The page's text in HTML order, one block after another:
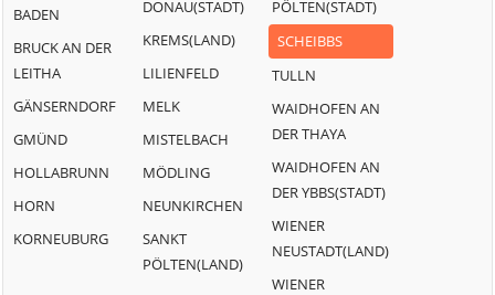
BADEN
BRUCK AN DER
LEITHA
GÄNSERNDORF
GMÜND
HOLLABRUNN
HORN
KORNEUBURG
DONAU(STADT)
KREMS(LAND)
LILIENFELD
MELK
MISTELBACH
MÖDLING
NEUNKIRCHEN
SANKT
PÖLTEN(LAND)
PÖLTEN(STADT)
SCHEIBBS
TULLN
WAIDHOFEN AN
DER THAYA
WAIDHOFEN AN
DER YBBS(STADT)
WIENER
NEUSTADT(LAND)
WIENER